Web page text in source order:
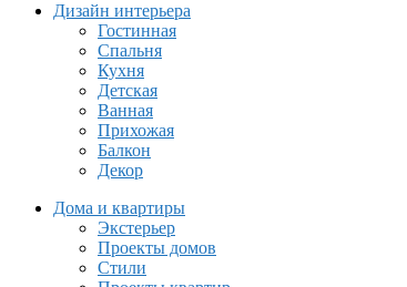
Дизайн интерьера
Гостинная
Спальня
Кухня
Детская
Ванная
Прихожая
Балкон
Декор
Дома и квартиры
Экстерьер
Проекты домов
Стили